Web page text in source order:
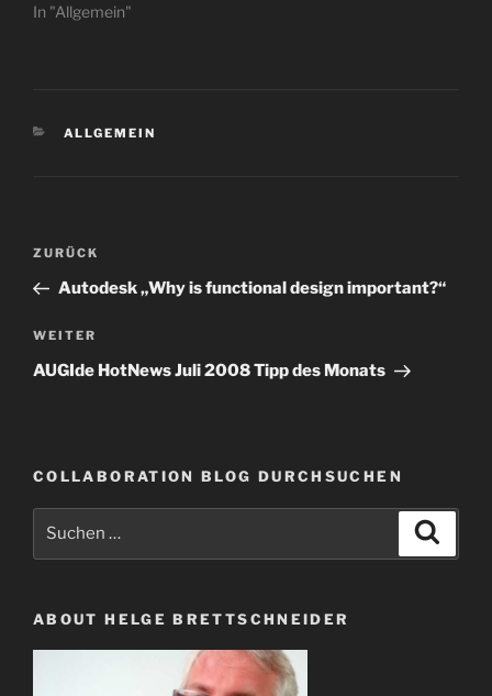
In "Allgemein"
KATEGORIEN
ALLGEMEIN
Beitragsnavigation
Vorheriger
Beitrag
ZURÜCK
Autodesk „Why is functional design important?“
Nächster
Beitrag
WEITER
AUGIde HotNews Juli 2008 Tipp des Monats
COLLABORATION BLOG DURCHSUCHEN
ABOUT HELGE BRETTSCHNEIDER